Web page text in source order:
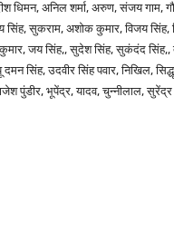
धिमन, अनिल शर्मा, अरुण, संजय गाम,
सिंह, सुकराम, अशोक कुमार, विजय सिंह,
जय सिंह,, सुदेश सिंह, सुकंदंद सिंह,,
दमन सिंह, उदवीर सिंह पवार, निखिल,
पुंडीर, भूपेंद्र, यादव, चुन्नीलाल,